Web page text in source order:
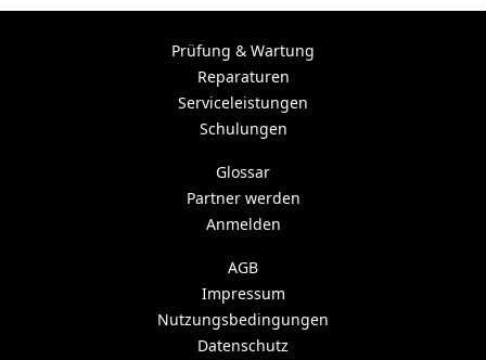
Prüfung & Wartung
Reparaturen
Serviceleistungen
Schulungen
Glossar
Partner werden
Anmelden
AGB
Impressum
Nutzungsbedingungen
Datenschutz